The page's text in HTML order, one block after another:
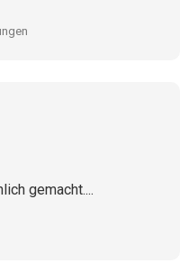
gemacht....